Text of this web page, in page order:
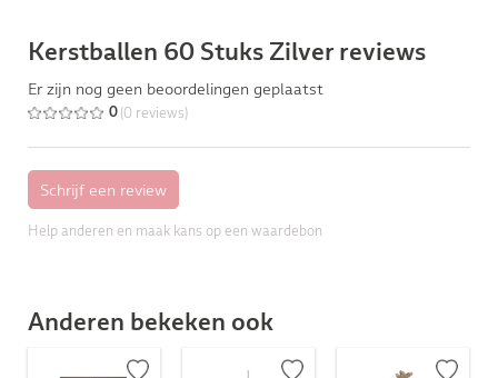
Kerstballen 60 Stuks Zilver reviews
Er zijn nog geen beoordelingen geplaatst
0 (0 reviews)
Help anderen en maak kans op een waardebon
Anderen bekeken ook